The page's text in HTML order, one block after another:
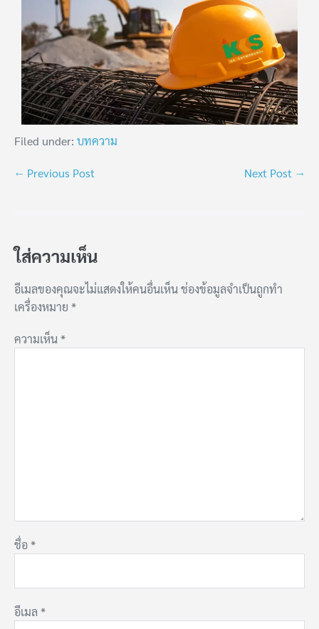
Filed under: บทความ
← Previous Post Next Post →
ใส่ความเห็น
อีเมลของคุณจะไม่แสดงให้คนอื่นเห็นช่องข้อมูลจำเป็นถูกทำ
เครื่องหมาย *
ความเห็น*
ชื่อ*
อีเมล *